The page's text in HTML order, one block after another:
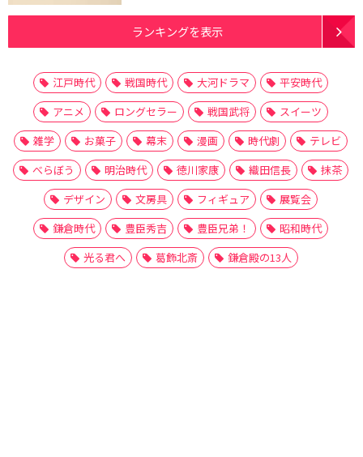
ランキングを表示
江戸時代 戦国時代 大河ドラマ
平安時代
アニメ
ロングセラー 戦国武将
スイーツ
雑学
お菓子 幕末 漫画 時代劇
テレビ
べらぼう
明治時代 徳川家康 織田信長
抹茶
デザイン
文房具 フィギュア
展覧会
鎌倉時代
豊臣秀吉 豊臣兄弟！
昭和時代
光る君へ
葛飾北斎 鎌倉殿の13人